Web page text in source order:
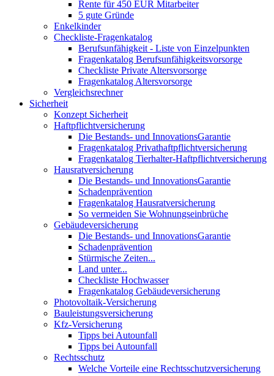
Rente für 450 EUR Mitarbeiter
5 gute Gründe
Enkelkinder
Checkliste-Fragenkatalog
Berufsunfähigkeit - Liste von Einzelpunkten
Fragenkatalog Berufsunfähigkeitsvorsorge
Checkliste Private Altersvorsorge
Fragenkatalog Altersvorsorge
Vergleichsrechner
Sicherheit
Konzept Sicherheit
Haftpflichtversicherung
Die Bestands- und InnovationsGarantie
Fragenkatalog Privathaftpflichtversicherung
Fragenkatalog Tierhalter-Haftpflichtversicherung
Hausratversicherung
Die Bestands- und InnovationsGarantie
Schadenprävention
Fragenkatalog Hausratversicherung
So vermeiden Sie Wohnungseinbrüche
Gebäudeversicherung
Die Bestands- und InnovationsGarantie
Schadenprävention
Stürmische Zeiten...
Land unter...
Checkliste Hochwasser
Fragenkatalog Gebäudeversicherung
Photovoltaik-Versicherung
Bauleistungsversicherung
Kfz-Versicherung
Tipps bei Autounfall
Tipps bei Autounfall
Rechtsschutz
Welche Vorteile eine Rechtsschutzversicherung